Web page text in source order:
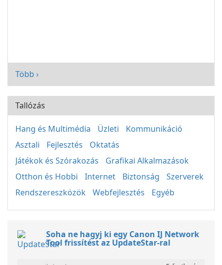
Több ›
Tallózás
Hang és Multimédia Üzleti
Kommunikáció
Asztali
Fejlesztés
Oktatás
Játékok és Szórakozás
Grafikai Alkalmazások
Otthon és Hobbi
Internet Biztonság
Szerverek
Rendszereszközök
Webfejlesztés Egyéb
Soha ne hagyj ki egy Canon IJ Network
Tool frissítést az UpdateStar-ral